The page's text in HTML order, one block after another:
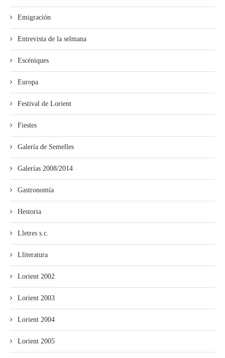
Emigración
Entrevista de la selmana
Escéniques
Europa
Festival de Lorient
Fiestes
Galería de Semelles
Galerías 2008/2014
Gastronomía
Hestoria
Lletres s.c.
Lliteratura
Lorient 2002
Lorient 2003
Lorient 2004
Lorient 2005